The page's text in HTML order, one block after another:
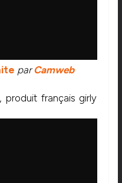
parCamweb
, produit français girly